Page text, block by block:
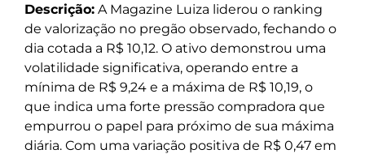
Descrição: A Magazine Luiza liderou o ranking
de valorização no pregão observado, fechando o
dia cotada a R$ 10,12. O ativo demonstrou uma
volatilidade significativa, operando entre a
mínima de R$ 9,24 e a máxima de R$ 10,19, o
que indica uma forte pressão compradora que
empurrou o papel para próximo de sua máxima
diária. Com uma variação positiva de R$ 0,47 em